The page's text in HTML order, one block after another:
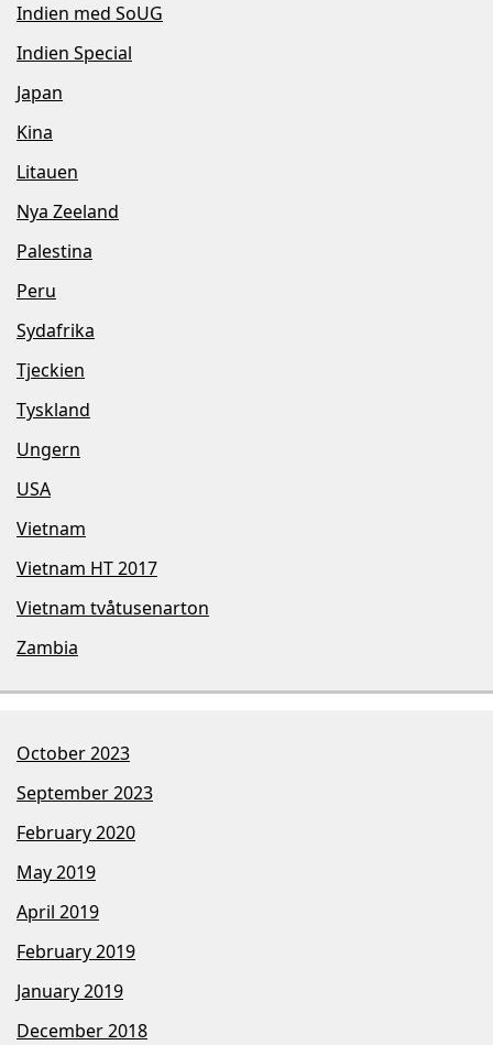
Indien med SoUG
Indien Special
Japan
Kina
Litauen
Nya Zeeland
Palestina
Peru
Sydafrika
Tjeckien
Tyskland
Ungern
USA
Vietnam
Vietnam HT 2017
Vietnam tvåtusenarton
Zambia
October 2023
September 2023
February 2020
May 2019
April 2019
February 2019
January 2019
December 2018